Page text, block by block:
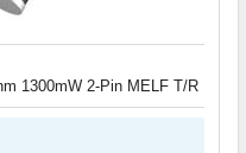
1300mW 2-Pin MELF T/R